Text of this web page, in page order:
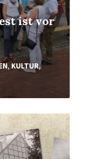
ist vor
, KULTUR,